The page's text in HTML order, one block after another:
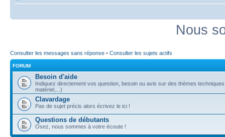
Nous
Consulter les messages sans réponse • Consulter les sujets actifs
FORUM
Besoin d'aide
Indiquez directement vos question, besoin ou avis sur des thèmes
matériel,...)
Clavardage
Pas de sujet précis alors écrivez le ici !
Questions de débutants
Osez, nous sommes à votre écoute !